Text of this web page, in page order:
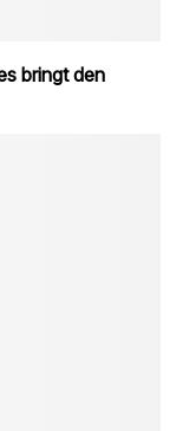
bringt den